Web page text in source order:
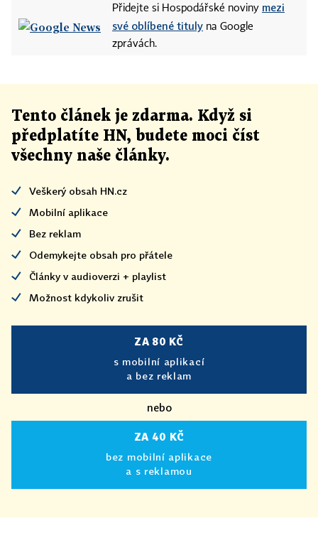
Přidejte si Hospodářské noviny mezi
své oblíbené tituly na Google
zprávách.
Tento článek je zdarma. Když si
předplatíte HN, budete moci číst
všechny naše články.
Veškerý obsah HN.cz
Mobilní aplikace
Bez reklam
Odemykejte obsah pro přátele
Články v audioverzi + playlist
Možnost kdykoliv zrušit
ZA 80 KČ
s mobilní aplikací
a bez reklam
nebo
ZA 40 KČ
bez mobilní aplikace
a s reklamou